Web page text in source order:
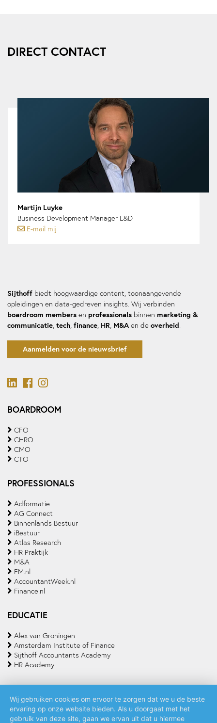
DIRECT CONTACT
Martijn Luyke
Business Development Manager L&D
E-mail mij
Sijthoff biedt hoogwaardige content, toonaangevende
opleidingen en data-gedreven insights. Wij verbinden
boardroom members en professionals binnen marketing &
communicatie, tech, finance, HR, M&A en de overheid.
Aanmelden voor de nieuwsbrief
BOARDROOM
CFO
CHRO
CMO
CTO
PROFESSIONALS
Adformatie
AG Connect
Binnenlands Bestuur
iBestuur
Atlas Research
HR Praktijk
M&A
FM.nl
AccountantWeek.nl
Finance.nl
EDUCATIE
Alex van Groningen
Amsterdam Institute of Finance
Sijthoff Accountants Academy
HR Academy
Algemene voorwaarden Privacy policy Cookie statement
Wij gebruiken cookies om ervoor te zorgen dat we u de beste
ervaring op onze website bieden. Als u doorgaat met het
gebruik van deze site, gaan we ervan uit dat u hiermee